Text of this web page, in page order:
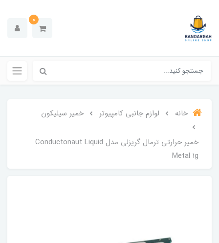
0
خانه لوازم جانبی کامپیوتر خمیر سیلیکون
خمیر حرارتی ترمال گریزلی مدل Conductonaut Liquid
Metal 1g